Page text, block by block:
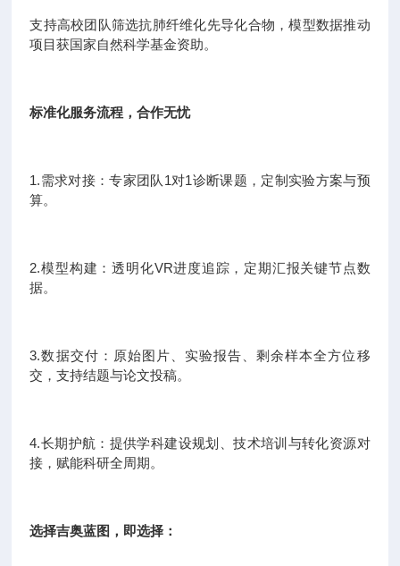
支持高校团队筛选抗肺纤维化先导化合物，模型数据推动
项目获国家自然科学基金资助。
标准化服务流程，合作无忧
1.需求对接：专家团队1对1诊断课题，定制实验方案与预
算。
2.模型构建：透明化VR进度追踪，定期汇报关键节点数
据。
3.数据交付：原始图片、实验报告、剩余样本全方位移
交，支持结题与论文投稿。
4.长期护航：提供学科建设规划、技术培训与转化资源对
接，赋能科研全周期。
选择吉奥蓝图，即选择：